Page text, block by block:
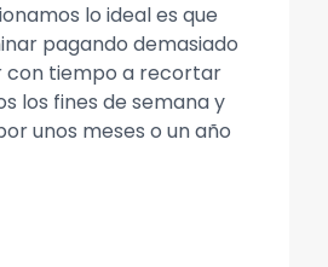
lo ideal es que
pagando demasiado
con tiempo a recortar
los fines de semana y
unos meses o un año